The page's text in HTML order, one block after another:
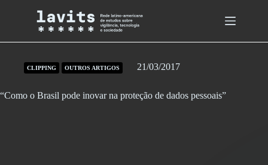
CLIPPING OUTROS ARTIGOS 21/03/2017
“Como o Brasil pode inovar na proteção de dados pessoais”